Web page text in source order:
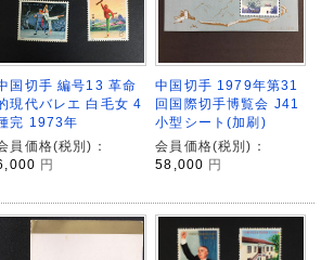
国切手 編号13 革命
現代バレエ 白毛女 4
完 1973年
員価格(税別)：
円
中国切手 1979年第31
回国際切手博覧会 J41
小型シート(加刷)
会員価格(税別)：
58,000 円